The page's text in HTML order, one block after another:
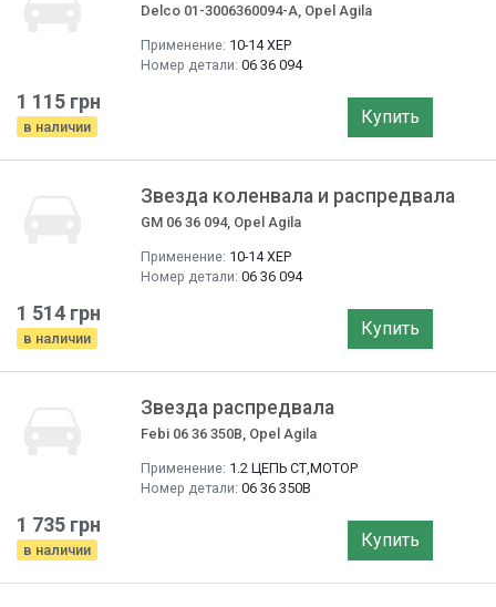
Delco 01-3006360094-A, Opel Agila
Применение: 10-14 ХЕР
Номер детали: 06 36 094
1 115 грн
в наличии Купить
Звезда коленвала и распредвала
GM 06 36 094, Opel Agila
Применение: 10-14 ХЕР
Номер детали: 06 36 094
1 514 грн
в наличии Купить
Звезда распредвала
Febi 06 36 350B, Opel Agila
Применение: 1.2 ЦЕПЬ СТ,МОТОР
Номер детали: 06 36 350B
1 735 грн
в наличии Купить